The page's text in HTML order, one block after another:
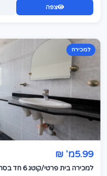
צפה
למכירה
5.99מ' ₪
למכירה בית פרטי/קוטג 6 חד בסחלב 31 נתניה